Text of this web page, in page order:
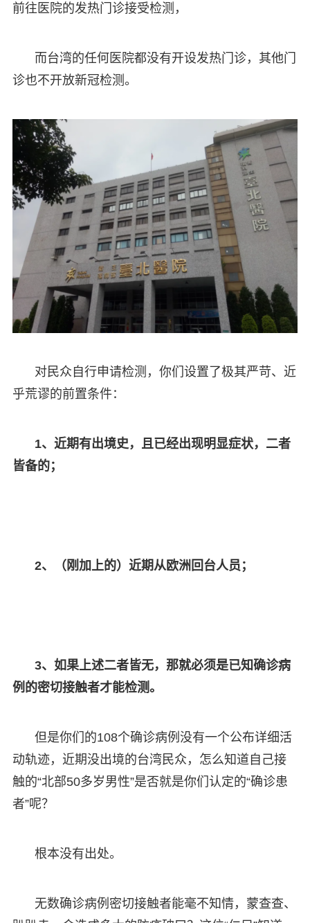
前往医院的发热门诊接受检测，
而台湾的任何医院都没有开设发热门诊，其他门
诊也不开放新冠检测。
对民众自行申请检测，你们设置了极其严苛、近
乎荒谬的前置条件：
1、近期有出境史，且已经出现明显症状，二者
皆备的；
2、（刚加上的）近期从欧洲回台人员；
3、如果上述二者皆无，那就必须是已知确诊病
例的密切接触者才能检测。
但是你们的108个确诊病例没有一个公布详细活
动轨迹，近期没出境的台湾民众，怎么知道自己接
触的“北部50多岁男性”是否就是你们认定的“确诊患
者”呢？
根本没有出处。
无数确诊病例密切接触者能毫不知情，蒙查查、